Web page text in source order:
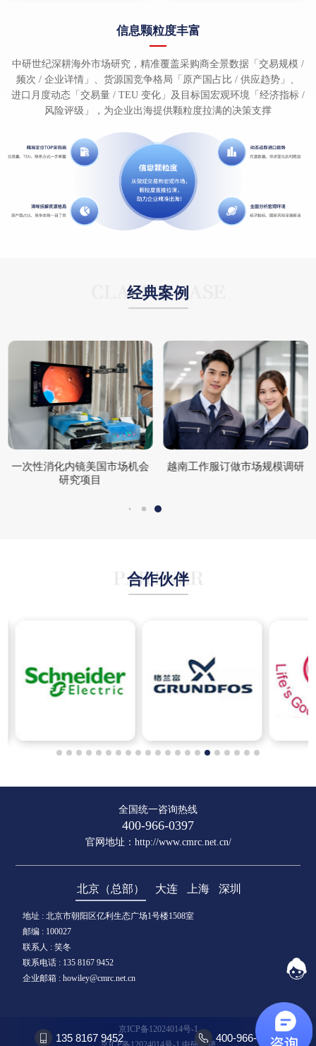
信息颗粒度丰富
中研世纪深耕海外市场研究，精准覆盖采购商全景数据「交易规模 /
频次 / 企业详情」、货源国竞争格局「原产国占比 / 供应趋势」、
进口月度动态「交易量 / TEU 变化」及目标国宏观环境「经济指标 /
风险评级」，为企业出海提供颗粒度拉满的决策支撑
经典案例
一次性消化内镜美国市场机会
研究项目
越南工作服订做市场规模调研
合作伙伴
全国统一咨询热线
400-966-0397
官网地址： http://www.cmrc.net.cn/
北京（总部） 大连 上海 深圳
地址 : 北京市朝阳区亿利生态广场1号楼1508室
邮编 : 100027
联系人 : 笑冬
联系电话 : 135 8167 9452
企业邮箱 : howiley@cmrc.net.cn
京ICP备12024014号-1
400-966-0397
135 8167 9452